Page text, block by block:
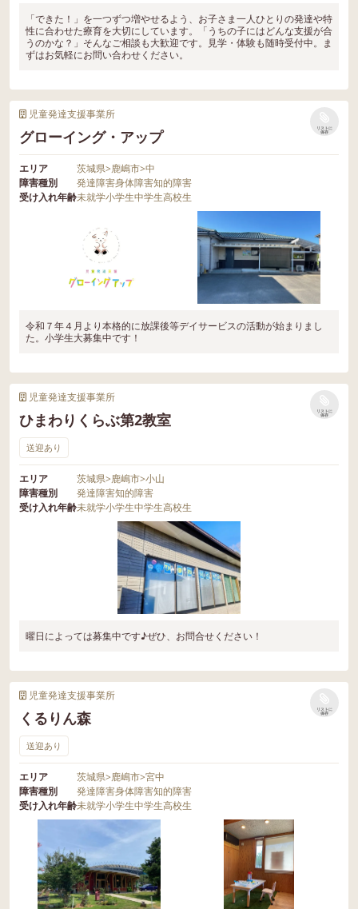
「できた！」を一つずつ増やせるよう、お子さま一人ひとりの発達や特
性に合わせた療育を大切にしています。「うちの子にはどんな支援が合
うのかな？」そんなご相談も大歓迎です。見学・体験も随時受付中。ま
ずはお気軽にお問い合わせください。
児童発達支援事業所
グローイング・アップ
リストに
保存
エリア 茨城県>鹿嶋市>中
障害種別
発達障害身体障害知的障害
受け入れ年齢未就学小学生中学生高校生
令和７年４月より本格的に放課後等デイサービスの活動が始まりまし
た。小学生大募集中です！
児童発達支援事業所
ひまわりくらぶ第2教室
リストに
保存
送迎あり
エリア 茨城県>鹿嶋市>小山
障害種別
発達障害知的障害
受け入れ年齢未就学小学生中学生高校生
曜日によっては募集中です♪ぜひ、お問合せください！
児童発達支援事業所
くるりん森
リストに
保存
送迎あり
エリア 茨城県>鹿嶋市>宮中
障害種別
発達障害身体障害知的障害
受け入れ年齢未就学小学生中学生高校生